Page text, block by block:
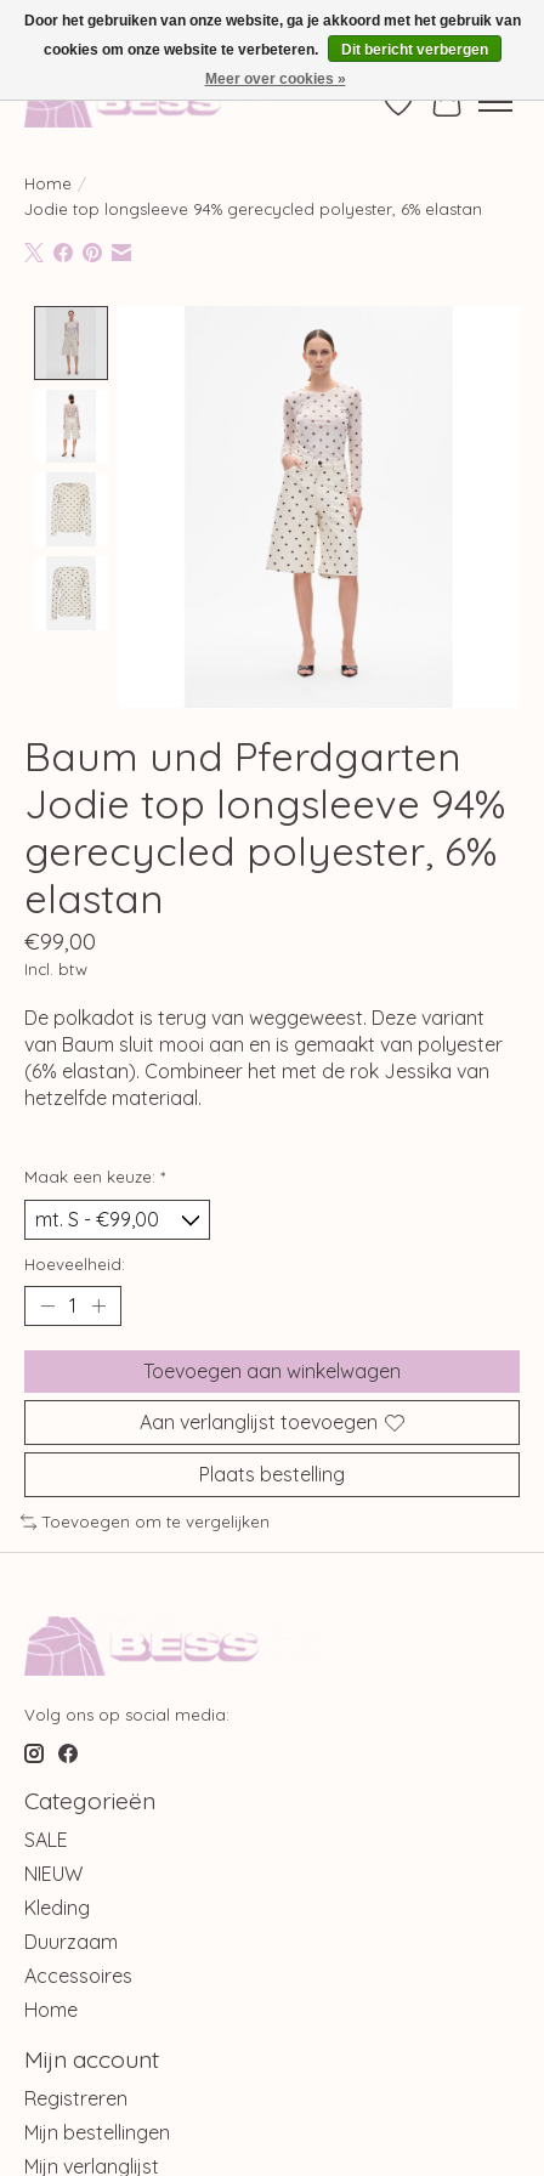
GRATIS VERZENDING VANAF €100,-
Verlanglijst
Home /
Jodie top longsleeve 94% gerecycled polyester, 6% elastan
Baum und Pferdgarten
Jodie top longsleeve 94%
gerecycled polyester, 6%
elastan
€99,00
Incl. btw
De polkadot is terug van weggeweest. Deze variant
van Baum sluit mooi aan en is gemaakt van polyester
(6% elastan). Combineer het met de rok Jessika van
hetzelfde materiaal.
Maak een keuze: *
Hoeveelheid:
Toevoegen aan winkelwagen
Aan verlanglijst toevoegen
Plaats bestelling
Toevoegen om te vergelijken
Volg ons op social media:
Categorieën
SALE
NIEUW
Kleding
Duurzaam
Accessoires
Home
Mijn account
Registreren
Mijn bestellingen
Mijn verlanglijst
Door het gebruiken van onze website, ga je akkoord met het gebruik van
cookies om onze website te verbeteren.
Dit bericht verbergen
Meer over cookies »